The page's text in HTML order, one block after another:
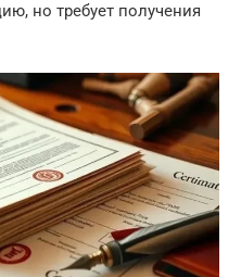
но требует получения